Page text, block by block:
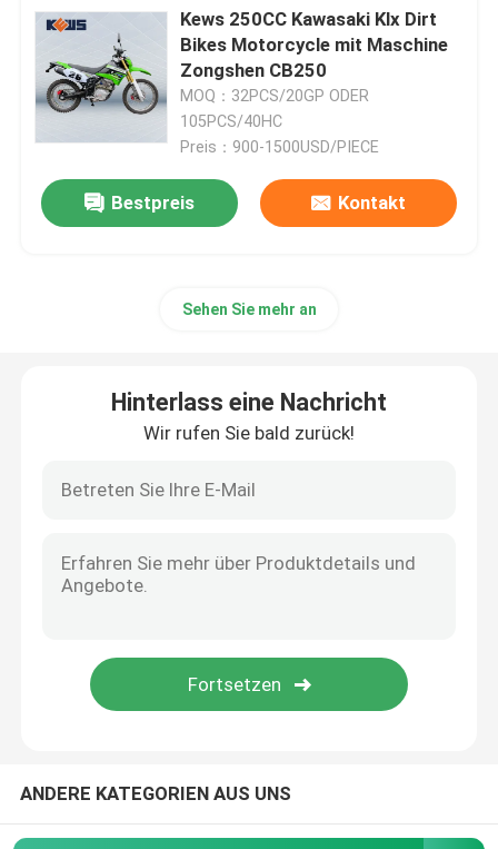
Enduro-Schmutz-Fahrräder
Vier Anschlag-Motocrösser
2 Anschlag-Motocrösser
Kews 250CC Kawasaki Klx Dirt
Bikes Motorcycle mit Maschine
Zongshen CB250
MOQ：32PCS/20GP ODER
105PCS/40HC
Preis：900-1500USD/PIECE
Bestpreis Kontakt
Sehen Sie mehr an
Hinterlass eine Nachricht
Wir rufen Sie bald zurück!
ANDERE KATEGORIEN AUS UNS